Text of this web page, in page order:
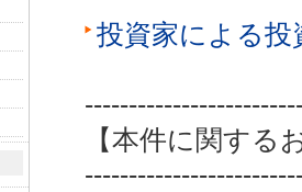
投資家による
【本件に関する